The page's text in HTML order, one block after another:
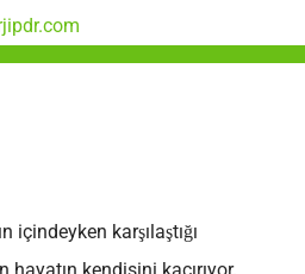
içindeyken karşılaştığı
kendisini kaçırıyor.